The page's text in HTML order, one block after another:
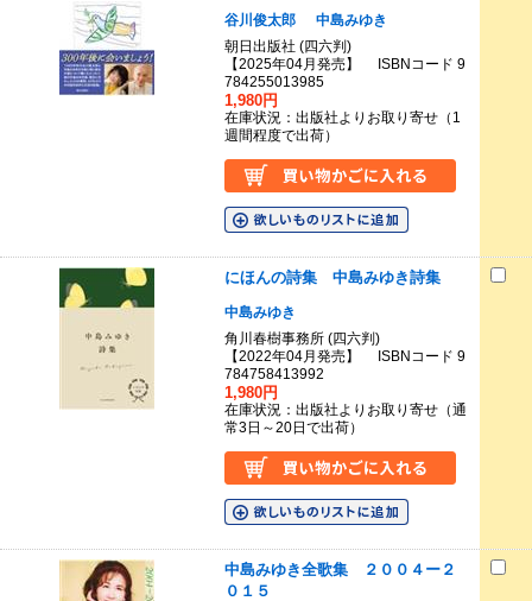
谷川俊太郎
中島みゆき
朝日出版社 (四六判)
【2025年04月発売】 ISBNコード 9
784255013985
1,980円
在庫状況：出版社よりお取り寄せ（1
週間程度で出荷）
にほんの詩集 中島みゆき詩集
中島みゆき
角川春樹事務所 (四六判)
【2022年04月発売】 ISBNコード 9
784758413992
1,980円
在庫状況：出版社よりお取り寄せ（通
常3日～20日で出荷）
中島みゆき全歌集 ２００４ー２
０１５